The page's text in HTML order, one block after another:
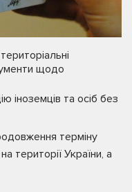
щодо
іноземців та осіб без
терміну
території України, а